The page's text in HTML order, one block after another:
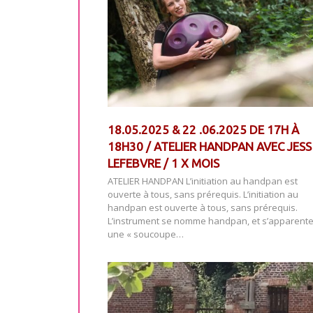
18.05.2025 & 22 .06.2025 DE 17H À
18H30 / ATELIER HANDPAN AVEC JESS
LEFEBVRE / 1 X MOIS
ATELIER HANDPAN L’initiation au handpan est
ouverte à tous, sans prérequis. L’initiation au
handpan est ouverte à tous, sans prérequis.
L’instrument se nomme handpan, et
une « soucoupe…